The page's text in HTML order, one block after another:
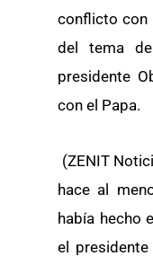
conflicto con
del tema
presidente
con el Papa.
(ZENIT
hace al
había hecho
el